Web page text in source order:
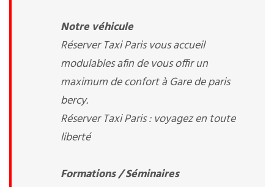
Notre véhicule
Réserver Taxi Paris vous accueil
modulables afin de vous offir un
maximum de confort à Gare de paris
bercy.
Réserver Taxi Paris : voyagez en toute
liberté
Formations / Séminaires